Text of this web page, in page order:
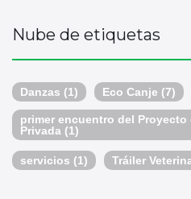
Nube de etiquetas
Danzas (1) Eco Canje (7)
primer encuentro del
Privada (1)
servicios (1) Tráiler